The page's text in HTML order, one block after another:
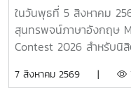
ในวันพุธที่ 5 สิงหาคม
สุนทรพจน์ภาษาอังกฤษ
Contest 2026 สำหรับ
Action: Liberal Arts for
7 สิงหาคม 2569 |